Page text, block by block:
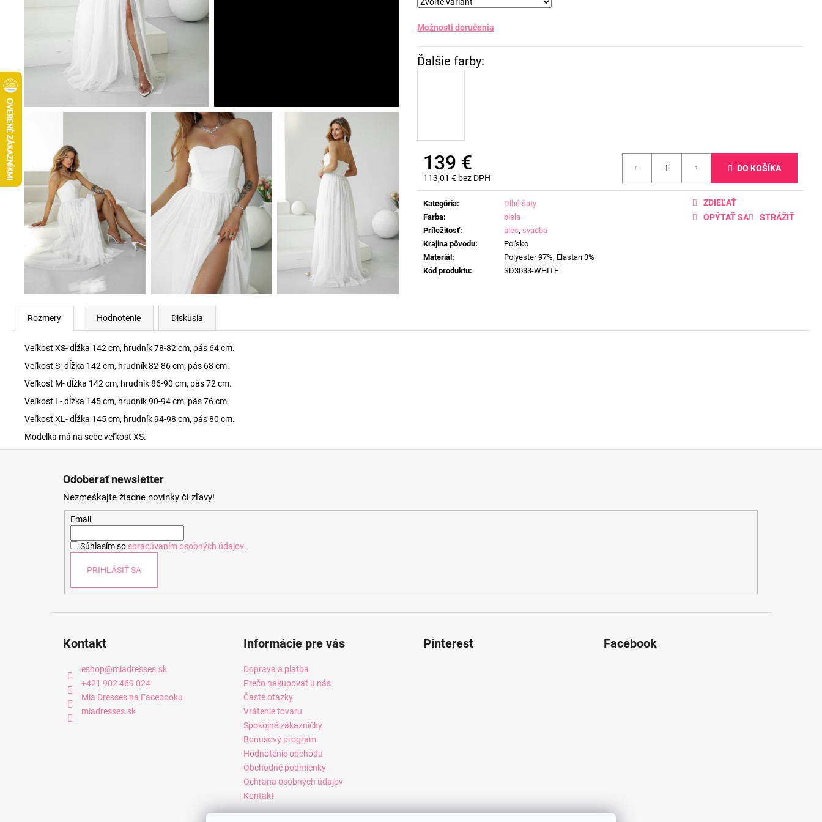
Možnosti doručenia
139 €
113,01 € bez DPH
Jednotková
cena:
DO KOŠÍKA
Kategória:
Dlhé šaty
Farba:
biela
Príležitosť: ples, svadba
Krajina pôvodu:
Poľsko
Materiál:
Polyester 97%, Elastan 3%
Kód produktu: SD3033-WHITE
OPÝTAŤ SA STRÁŽIŤ
ZDIEĽAŤ
Rozmery Hodnotenie Diskusia
Veľkosť XS- dĺžka 142 cm, hrudník 78-82 cm, pás 64 cm.
Veľkosť S- dĺžka 142 cm, hrudník 82-86 cm, pás 68 cm.
Veľkosť M- dĺžka 142 cm, hrudník 86-90 cm, pás 72 cm.
Veľkosť L- dĺžka 145 cm, hrudník 90-94 cm, pás 76 cm.
Veľkosť XL- dĺžka 145 cm, hrudník 94-98 cm, pás 80 cm.
Modelka má na sebe veľkosť XS.
Odoberať newsletter
Nezmeškajte žiadne novinky či zľavy!
Email
Súhlasím so spracúvaním osobných údajov.
PRIHLÁSIŤ SA
Kontakt
eshop@miadresses.sk
+421 902 469 024
Mia Dresses na Facebooku
miadresses.sk
Informácie pre vás
Doprava a platba
Prečo nakupovať u nás
Časté otázky
Vrátenie tovaru
Spokojné zákazníčky
Bonusový program
Hodnotenie obchodu
Obchodné podmienky
Ochrana osobných údajov
Kontakt
Pinterest Facebook